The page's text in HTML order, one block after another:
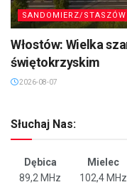
SANDOMIERZ/
Włostów: Wielka
świętokrzyskim
2026-08-07
Słuchaj Nas:
Dębica Mielec
89,2 MHz
102,4 MHz